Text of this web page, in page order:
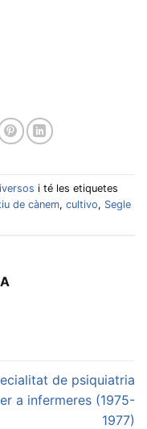
i té les etiquetes
de cànem, cultivo, Segle
de psiquiatria
a infermeres (1975-
1977)